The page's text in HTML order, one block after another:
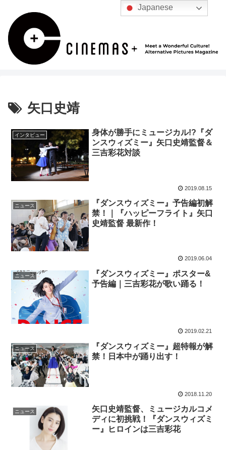
矢口史靖
インタビュー
身体が勝手にミュージカル!?『ダ
ンスウィズミー』矢口史靖監督＆
三吉彩花対談
2019.08.15
ニュース
『ダンスウィズミー』予告編初解
禁！｜『ハッピーフライト』矢口
史靖監督 最新作！
2019.06.04
ニュース
『ダンスウィズミー』ポスター&
予告編｜三吉彩花が歌い踊る！
2019.02.21
ニュース
『ダンスウィズミー』超特報が解
禁！日本中が踊り出す！
2018.11.20
ニュース
矢口史靖監督、ミュージカルコメ
ディに初挑戦！『ダンスウィズミ
ー』ヒロインは三吉彩花
Japanese